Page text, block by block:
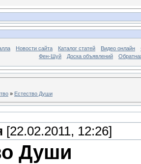
Новости сайта Каталог статей Видео онлайн
Фен-Шуй
Доска объявлений
» Естество Души
[22.02.2011, 12:26]
Души